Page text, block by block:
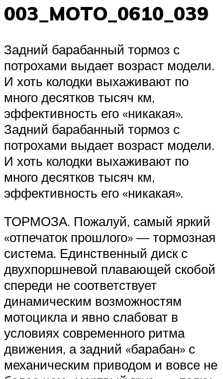
003_MOTO_0610_039
Задний барабанный тормоз с
потрохами выдает возраст модели.
И хоть колодки выхаживают по
много десятков тысяч км,
эффективность его «никакая».
Задний барабанный тормоз с
потрохами выдает возраст модели.
И хоть колодки выхаживают по
много десятков тысяч км,
эффективность его «никакая».
ТОРМОЗА. Пожалуй, самый яркий
«отпечаток прошлого» — тормозная
система. Единственный диск с
двухпоршневой плавающей скобой
спереди не соответствует
динамическим возможностям
мотоцикла и явно слабоват в
условиях современного ритма
движения, а задний «барабан» с
механическим приводом и вовсе не